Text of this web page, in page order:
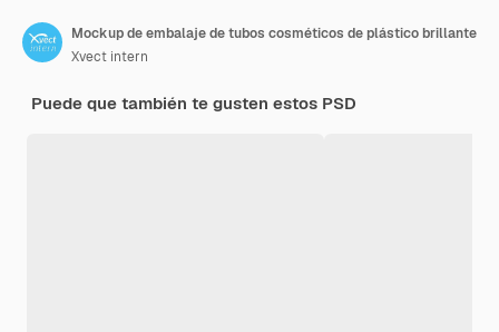
Mockup de embalaje de tubos cosméticos de plástico brillante
Xvect intern
Puede que también te gusten estos PSD